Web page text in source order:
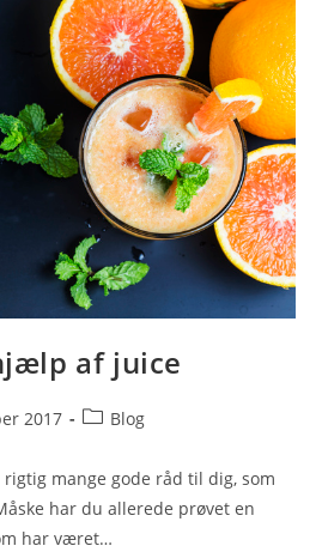
af juice
2017
PostBlog
mange gode råd til dig, som
har du allerede prøvet en
har været…